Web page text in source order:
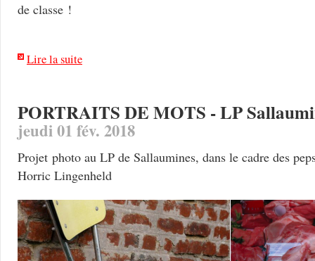
de classe !
Lire la suite
PORTRAITS DE MOTS - LP
jeudi 01 fév. 2018
Projet photo au LP de Sallaumines, dans le cadre des
Horric Lingenheld